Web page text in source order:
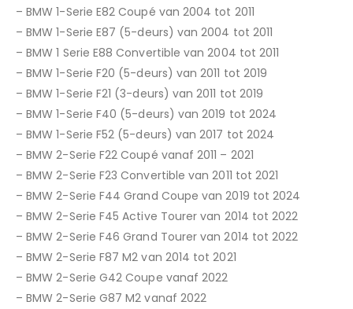
– BMW 1-Serie E82 Coupé van 2004 tot 2011
– BMW 1-Serie E87 (5-deurs) van 2004 tot 2011
– BMW 1 Serie E88 Convertible van 2004 tot 2011
– BMW 1-Serie F20 (5-deurs) van 2011 tot 2019
– BMW 1-Serie F21 (3-deurs) van 2011 tot 2019
– BMW 1-Serie F40 (5-deurs) van 2019 tot 2024
– BMW 1-Serie F52 (5-deurs) van 2017 tot 2024
– BMW 2-Serie F22 Coupé vanaf 2011 – 2021
– BMW 2-Serie F23 Convertible van 2011 tot 2021
– BMW 2-Serie F44 Grand Coupe van 2019 tot 2024
– BMW 2-Serie F45 Active Tourer van 2014 tot 2022
– BMW 2-Serie F46 Grand Tourer van 2014 tot 2022
– BMW 2-Serie F87 M2 van 2014 tot 2021
– BMW 2-Serie G42 Coupe vanaf 2022
– BMW 2-Serie G87 M2 vanaf 2022